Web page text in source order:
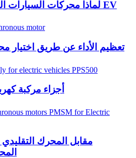
لماذا محركات السيارات الكهربائية هي قلب ثورة EV
تعظيم الأداء عن طريق اختيار
أجزاء مركبة